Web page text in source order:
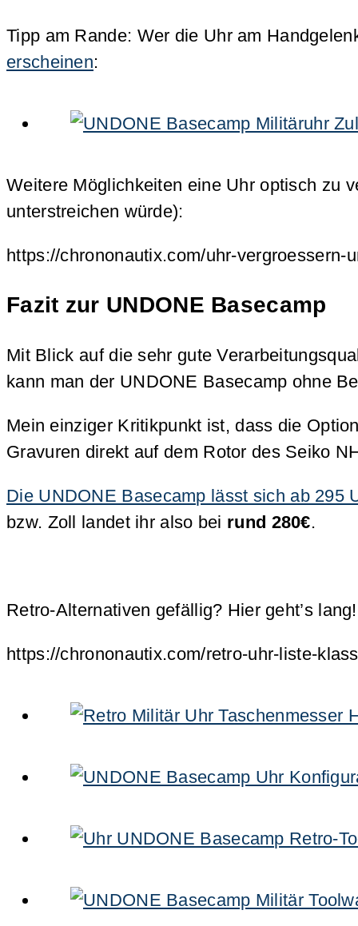
Tipp am Rande: Wer die Uhr am
erscheinen:
Weitere Möglichkeiten eine Uhr optisch zu
unterstreichen würde):
https://chrononautix.com/uhr-
Fazit zur UNDONE Basecamp
Mit Blick auf die sehr gute
kann man der UNDONE Basecamp ohne
Mein einziger Kritikpunkt ist, dass die
Gravuren direkt auf dem Rotor des Seiko
Die UNDONE Basecamp lässt sich ab 295
bzw. Zoll landet ihr also bei rund 280€.
Retro-Alternativen gefällig? Hier geht’s lang!
https://chrononautix.com/retro-uhr-liste-